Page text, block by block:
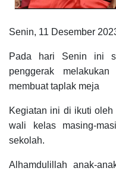
Senin, 11 Desember
Pada hari Senin ini
penggerak
membuat taplak meja
Kegiatan ini di ikuti
wali kelas masing-
sekolah.
Alhamdulillah anak-